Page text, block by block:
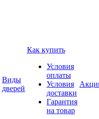
Виды
дверей
Как купить
Условия
оплаты
Условия
доставки
Гарантия
на товар